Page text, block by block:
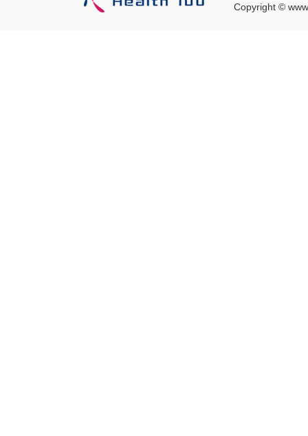
Copyright ©